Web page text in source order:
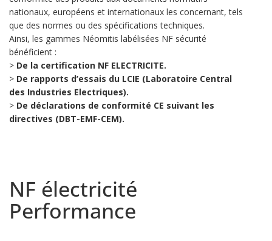
nationaux, européens et internationaux les concernant, tels
que des normes ou des spécifications techniques.
Ainsi, les gammes Néomitis labélisées NF sécurité
bénéficient :
> De la certification NF ELECTRICITE.
> De rapports d’essais du LCIE (Laboratoire Central
des Industries Electriques).
> De déclarations de conformité CE suivant les
directives (DBT-EMF-CEM).
NF électricité
Performance